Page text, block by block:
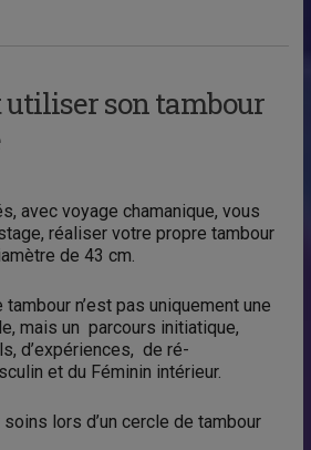
utiliser son tambour
avec voyage chamanique, vous
réaliser votre propre tambour
de 43 cm.
n’est pas uniquement une
mais un parcours initiatique,
d’expériences, de ré-
et du Féminin intérieur.
lors d’un cercle de tambour